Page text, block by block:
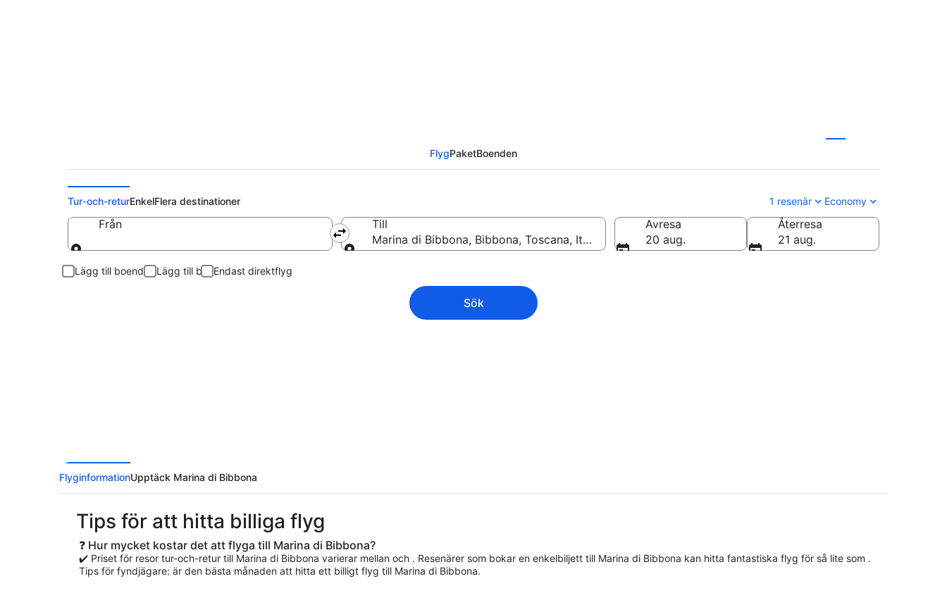
FlygPaketBoenden
Tur-och-returEnkelFlera destinationer 1 resenär Economy
Från
Till
Marina di Bibbona, Bibbona, Toscana, Italien
Avresa
20 aug.
Återresa
21 aug.
Lägg till boende Lägg till bil Endast direktflyg
Sök
FlyginformationUpptäck Marina di Bibbona
Tips för att hitta billiga flyg
❓ Hur mycket kostar det att flyga till Marina di Bibbona?
✔️ Priset för resor tur-och-retur till Marina di Bibbona varierar mellan och . Resenärer som bokar en enkelbiljett till Marina di Bibbona kan hitta fantastiska flyg för så lite som .
Tips för fyndjägare: är den bästa månaden att hitta ett billigt flyg till Marina di Bibbona.